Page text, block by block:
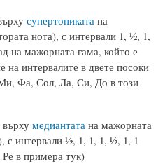
супертониката на
нота), с интервали 1, ½, 1,
на мажорната гама, който е
интервалите в двете посоки
Фа, Сол, Ла, Си, До в този
върху медиантата на мажорната
с интервали ½, 1, 1, 1, ½, 1, 1
в примера тук)